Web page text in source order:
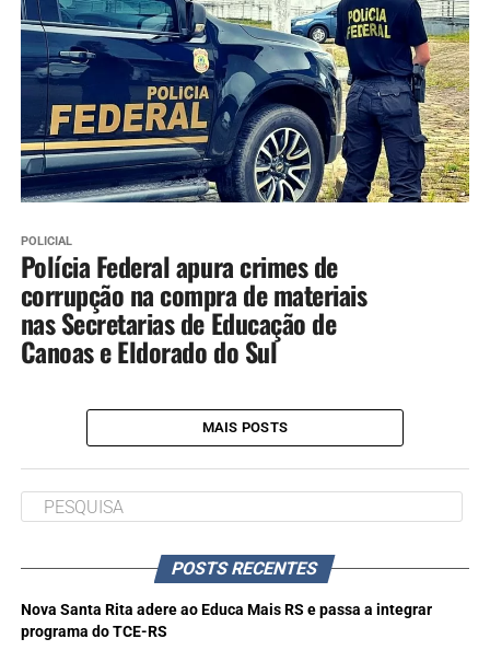
POLICIAL
Polícia Federal apura crimes de
corrupção na compra de materiais
nas Secretarias de Educação de
Canoas e Eldorado do Sul
MAIS POSTS
POSTS RECENTES
Nova Santa Rita adere ao Educa Mais RS e passa a integrar
programa do TCE-RS